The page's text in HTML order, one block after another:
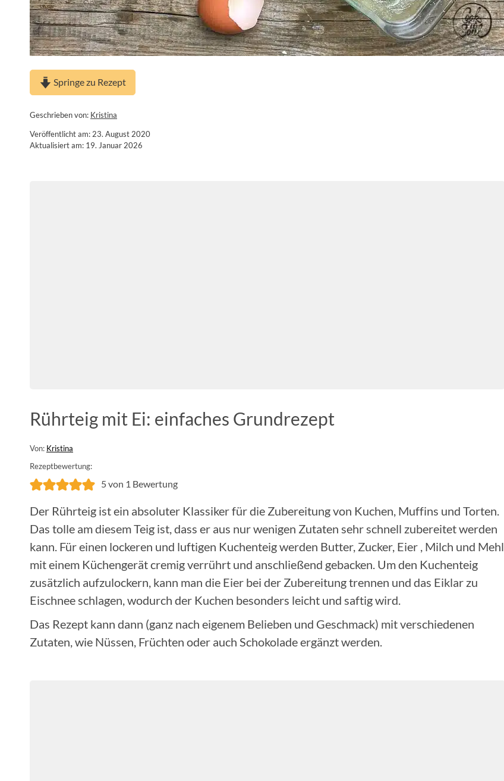
Springe zu Rezept
Geschrieben von: Kristina
Veröffentlicht am: 23. August 2020
Aktualisiert am: 19. Januar 2026
Rührteig mit Ei: einfaches Grundrezept
Von: Kristina
Rezeptbewertung:
5von 1 Bewertung
Der Rührteig ist ein absoluter Klassiker für die Zubereitung von Kuchen, Muffins und Torten.
Das tolle am diesem Teig ist, dass er aus nur wenigen Zutaten sehr schnell zubereitet werden
kann. Für einen lockeren und luftigen Kuchenteig werden Butter, Zucker, Eier , Milch und Mehl
mit einem Küchengerät cremig verrührt und anschließend gebacken. Um den Kuchenteig
zusätzlich aufzulockern, kann man die Eier bei der Zubereitung trennen und das Eiklar zu
Eischnee schlagen, wodurch der Kuchen besonders leicht und saftig wird.
Das Rezept kann dann (ganz nach eigenem Belieben und Geschmack) mit verschiedenen
Zutaten, wie Nüssen, Früchten oder auch Schokolade ergänzt werden.